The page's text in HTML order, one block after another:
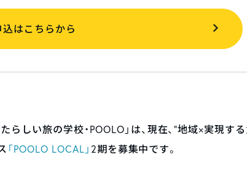
込はこちらから
しい旅の学校・POOLO」は、現在、”地域×実現す
「POOLO LOCAL」 2期を募集中です。